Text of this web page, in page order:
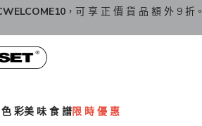
，可 享 正 價 貨 品 額 外 9 折。
彩美 味 食 譜限 時 優 惠